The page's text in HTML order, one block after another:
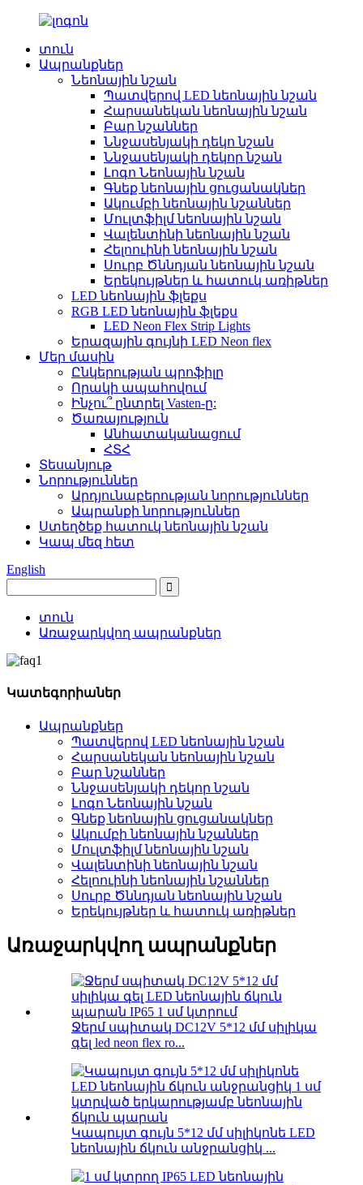
տուն
Ապրանքներ
Նեոնային նշան
Պատվերով LED նեոնային նշան
Հարսանեկան նեոնային նշան
Բար նշաններ
Ննջասենյակի դեկո նշան
Ննջասենյակի դեկոր նշան
Լոգո Նեոնային նշան
Գնեք նեոնային ցուցանակներ
Ակումբի նեոնային նշաններ
Մուլտֆիլմ նեոնային նշան
Վալենտինի նեոնային նշան
Հելոուինի նեոնային նշան
Սուրբ Ծննդյան նեոնային նշան
Երեկույթներ և հատուկ առիթներ
LED նեոնային ֆլեքս
RGB LED նեոնային ֆլեքս
LED Neon Flex Strip Lights
Երազային գույնի LED Neon flex
Մեր մասին
Ընկերության պրոֆիլը
Որակի ապահովում
Ինչու՞ ընտրել Vasten-ը:
Ծառայություն
Անհատականացում
ՀՏՀ
Տեսանյութ
Նորություններ
Արդյունաբերության նորություններ
Ապրանքի նորություններ
Ստեղծեք հատուկ նեոնային նշան
Կապ մեզ հետ
English
տուն
Առաջարկվող ապրանքներ
Կատեգորիաներ
Ապրանքներ
Պատվերով LED նեոնային նշան
Հարսանեկան նեոնային նշան
Բար նշաններ
Ննջասենյակի դեկոր նշան
Լոգո Նեոնային նշան
Գնեք նեոնային ցուցանակներ
Ակումբի նեոնային նշաններ
Մուլտֆիլմ նեոնային նշան
Վալենտինի նեոնային նշան
Հելոուինի նեոնային նշաններ
Սուրբ Ծննդյան նեոնային նշան
Երեկույթներ և հատուկ առիթներ
Առաջարկվող ապրանքներ
Ջերմ սպիտակ DC12V 5*12 մմ սիլիկա
գել led neon flex ro...
Կապույտ գույն 5*12 մմ սիլիկոնե LED
նեոնային ճկուն անջրանցիկ ...